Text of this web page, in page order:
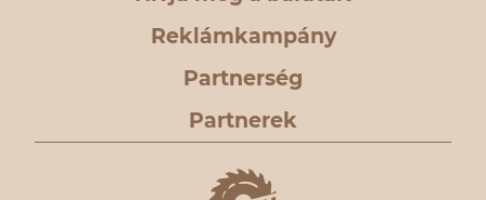
Reklámkampány
Partnerség
Partnerek